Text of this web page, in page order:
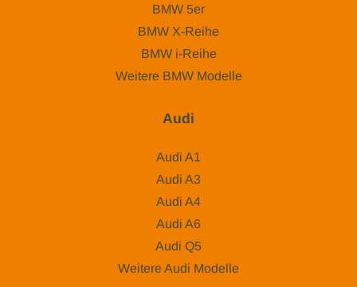
BMW 5er
BMW X-Reihe
BMW i-Reihe
Weitere BMW Modelle
Audi
Audi A1
Audi A3
Audi A4
Audi A6
Audi Q5
Weitere Audi Modelle